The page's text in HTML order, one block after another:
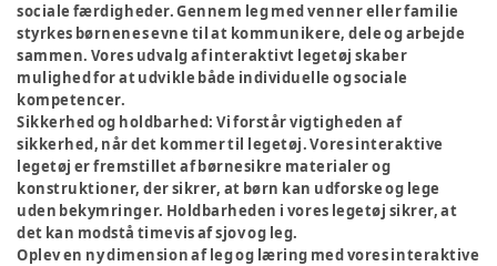
sociale færdigheder. Gennem leg med venner eller familie
styrkes børnenes evne til at kommunikere, dele og arbejde
sammen. Vores udvalg af interaktivt legetøj skaber
mulighed for at udvikle både individuelle og sociale
kompetencer.
Sikkerhed og holdbarhed: Vi forstår vigtigheden af
sikkerhed, når det kommer til legetøj. Vores interaktive
legetøj er fremstillet af børnesikre materialer og
konstruktioner, der sikrer, at børn kan udforske og lege
uden bekymringer. Holdbarheden i vores legetøj sikrer, at
det kan modstå timevis af sjov og leg.
Oplev en ny dimension af leg og læring med vores interaktive